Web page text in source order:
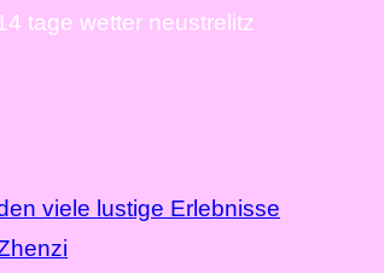
tage wetter neustrelitz
viele lustige Erlebnisse